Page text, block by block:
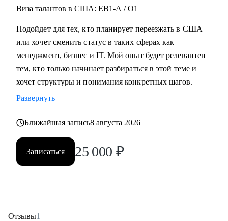
Виза талантов в США: EB1-A / O1
Подойдет для тех, кто планирует переезжать в США
или хочет сменить статус в таких сферах как
менеджмент, бизнес и IT. Мой опыт будет релевантен
тем, кто только начинает разбираться в этой теме и
хочет структуры и понимания конкретных шагов.
Развернуть
Ближайшая запись8 августа 2026
Записаться 25 000 ₽
Отзывы1